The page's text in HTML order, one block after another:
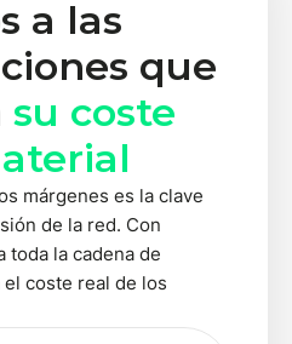
a las
que
su coste
márgenes es la clave
de la red. Con
toda la cadena de
coste real de los